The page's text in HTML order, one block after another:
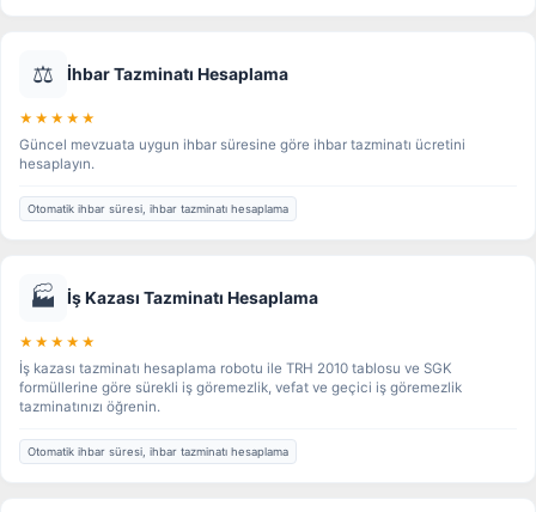
⚖️ İhbar Tazminatı Hesaplama
★★★★★
Güncel mevzuata uygun ihbar süresine göre ihbar tazminatı ücretini
hesaplayın.
Otomatik ihbar süresi, ihbar tazminatı hesaplama
🏭 İş Kazası Tazminatı Hesaplama
★★★★★
İş kazası tazminatı hesaplama robotu ile TRH 2010 tablosu ve SGK
formüllerine göre sürekli iş göremezlik, vefat ve geçici iş göremezlik
tazminatınızı öğrenin.
Otomatik ihbar süresi, ihbar tazminatı hesaplama